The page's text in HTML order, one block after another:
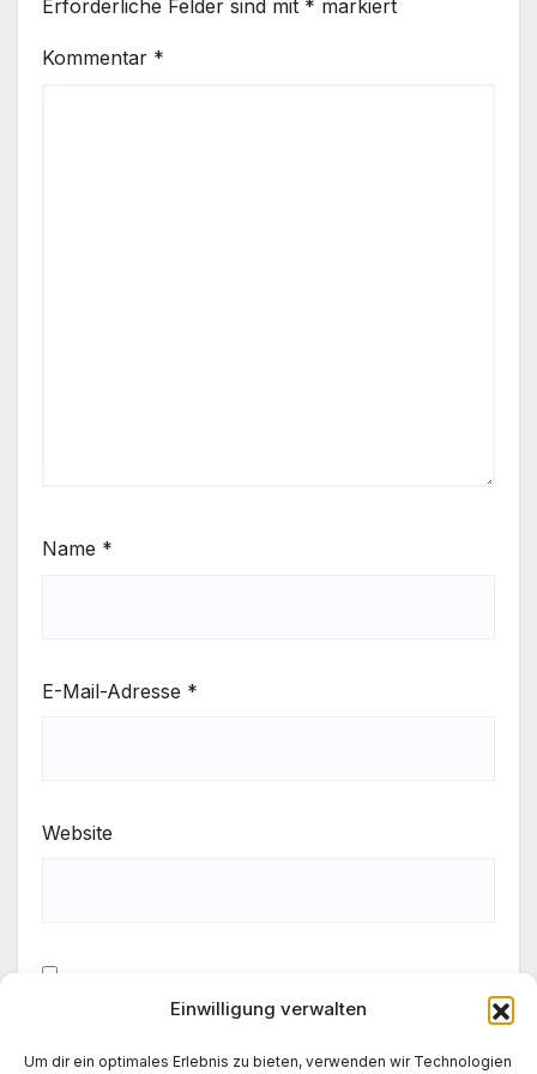
Einwilligung verwalten
Um dir ein optimales Erlebnis zu bieten, verwenden wir Technologien
Erforderliche Felder sind mit * markiert
Kommentar *
Name *
E-Mail-Adresse *
Website
Meinen Namen, meine E-Mail-Adresse und meine